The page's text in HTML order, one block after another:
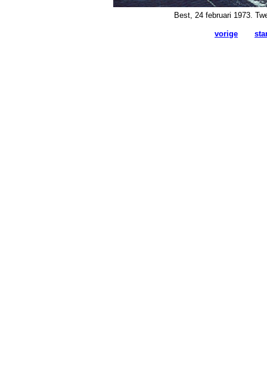
Best, 24 februari 1973.
vorige